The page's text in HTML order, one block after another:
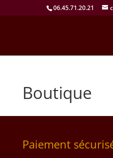
06.45.71.20.21
Boutique
Paiement